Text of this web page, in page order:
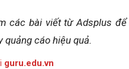
các bài viết từ Adsplus
quảng cáo hiệu quả.
guru.edu.vn